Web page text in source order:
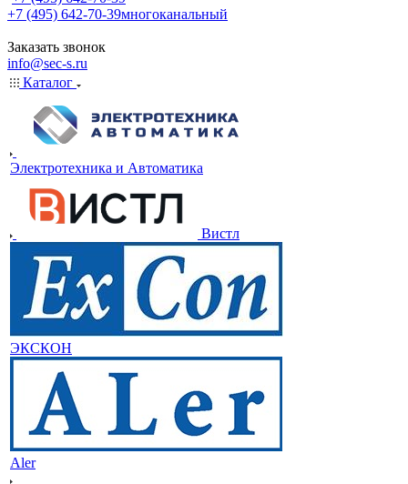
+7 (495) 642-70-39многоканальный
Заказать звонок
info@sec-s.ru
Каталог
Электротехника и Автоматика
Вистл
ЭКСКОН
Aler